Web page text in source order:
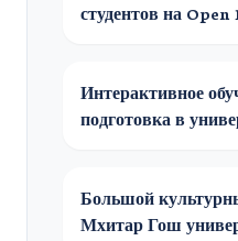
студентов на
Интерактивное
подготовка в
Большой
Мхитар Гош